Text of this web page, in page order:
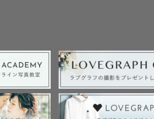
- - - - - - -
て】
任せOK